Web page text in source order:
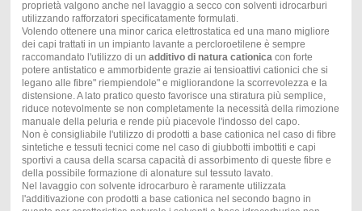
proprietà valgono anche nel lavaggio a secco con solventi idrocarburi
utilizzando rafforzatori specificatamente formulati.
Volendo ottenere una minor carica elettrostatica ed una mano migliore
dei capi trattati in un impianto lavante a percloroetilene è sempre
raccomandato l'utilizzo di un additivo di natura cationica con forte
potere antistatico e ammorbidente grazie ai tensioattivi cationici che si
legano alle fibre" riempiendole" e migliorandone la scorrevolezza e la
distensione. A lato pratico questo favorisce una stiratura più semplice,
riduce notevolmente se non completamente la necessità della rimozione
manuale della peluria e rende più piacevole l'indosso del capo.
Non è consigliabile l'utilizzo di prodotti a base cationica nel caso di fibre
sintetiche e tessuti tecnici come nel caso di giubbotti imbottiti e capi
sportivi a causa della scarsa capacità di assorbimento di queste fibre e
della possibile formazione di alonature sul tessuto lavato.
Nel lavaggio con solvente idrocarburo è raramente utilizzata
l'additivazione con prodotti a base cationica nel secondo bagno in